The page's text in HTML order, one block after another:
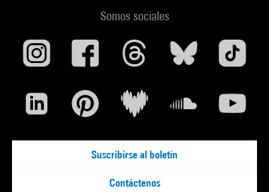
Somos sociales
Suscribirse al boletín
Contáctenos